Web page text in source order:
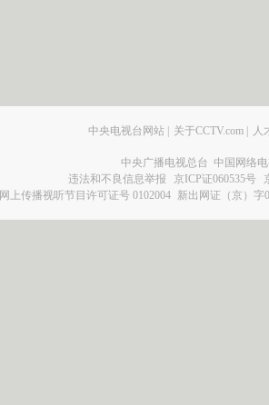
中央电视台网站 关于CCTV.com 人
中央广播电视总台 中国网络
违法和不良信息举报
京ICP证060535号
网上传播视听节目许可证号 0102004 新出网证（京）